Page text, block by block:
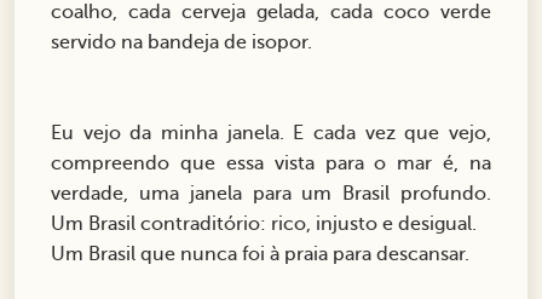
coalho, cada cerveja gelada, cada coco verde
servido na bandeja de isopor.
Eu vejo da minha janela. E cada vez que vejo,
compreendo que essa vista para o mar é, na
verdade, uma janela para um Brasil profundo.
Um Brasil contraditório: rico, injusto e desigual.
Um Brasil que nunca foi à praia para descansar.